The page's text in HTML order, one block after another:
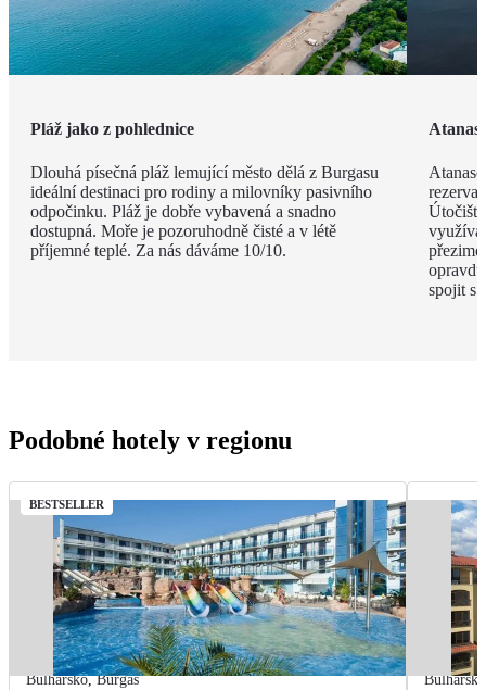
Pláž jako z pohlednice
Dlouhá písečná pláž lemující město dělá z Burgasu
ideální destinaci pro rodiny a milovníky pasivního
odpočinku. Pláž je dobře vybavená a snadno
dostupná. Moře je pozoruhodně čisté a v létě
příjemné teplé. Za nás dáváme 10/10.
spojit s
Podobné hotely v regionu
BESTSELLER
Bulharsko,Burgas Bulharsko